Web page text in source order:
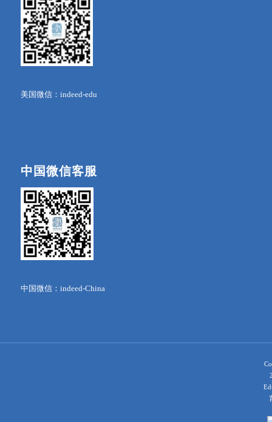
美国微信：indeed-edu
中国微信客服
中国微信：indeed-China